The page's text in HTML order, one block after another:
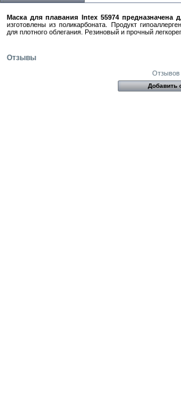
Маска для плавания Intex 55974 предназначена
изготовлены из поликарбоната. Продукт
для плотного облегания. Резиновый и прочный
Отзывы
Отзывов